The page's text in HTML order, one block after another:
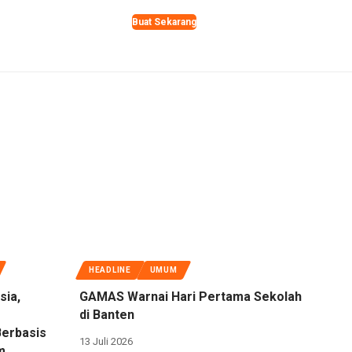
Buat Sekarang
HEADLINE UMUM
GAMAS Warnai Hari Pertama Sekolah
di Banten
13 Juli 2026